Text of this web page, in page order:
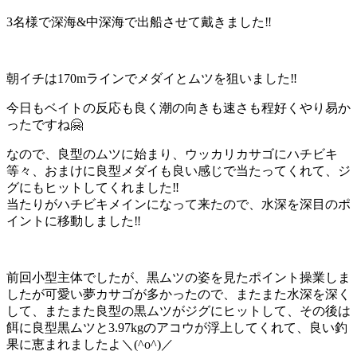
3名様で深海&中深海で出船させて戴きました‼️
朝イチは170mラインでメダイとムツを狙いました‼️
今日もベイトの反応も良く潮の向きも速さも程好くやり易か
ったですね🤗
なので、良型のムツに始まり、ウッカリカサゴにハチビキ
等々、おまけに良型メダイも良い感じで当たってくれて、ジ
グにもヒットしてくれました‼️
当たりがハチビキメインになって来たので、水深を深目のポ
イントに移動しました‼️
前回小型主体でしたが、黒ムツの姿を見たポイント操業しま
したが可愛い夢カサゴが多かったので、またまた水深を深く
して、またまた良型の黒ムツがジグにヒットして、その後は
餌に良型黒ムツと3.97kgのアコウが浮上してくれて、良い釣
果に恵まれましたよ＼(^o^)／